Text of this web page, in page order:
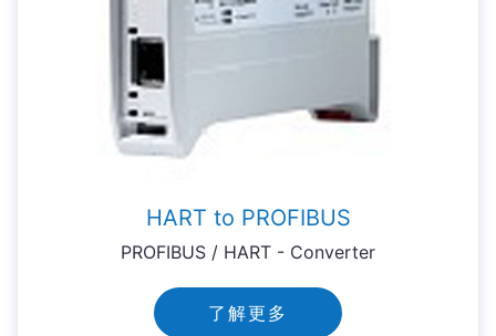
HART to PROFIBUS
PROFIBUS / HART - Converter
了解更多